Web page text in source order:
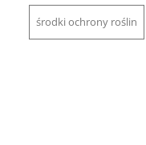
środki ochrony roślin